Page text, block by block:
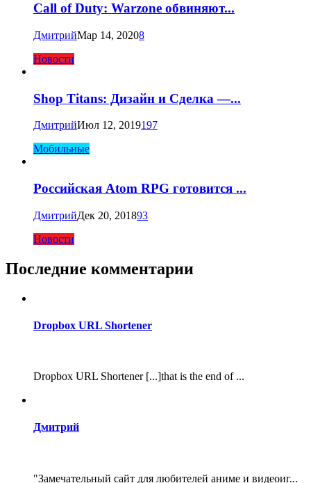
Call of Duty: Warzone обвиняют...
ДмитрийМар 14, 20208
Новости
Shop Titans: Дизайн и Сделка —...
ДмитрийИюл 12, 2019197
Мобильные
Российская Atom RPG готовится ...
ДмитрийДек 20, 201893
Новости
Последние комментарии
Dropbox URL Shortener
Dropbox URL Shortener [...]that is the end of ...
Дмитрий
"Замечательный сайт для любителей аниме и видеоиг...